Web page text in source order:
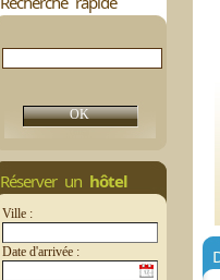
Réserver un hôtel
Ville :
Date d'arrivée :